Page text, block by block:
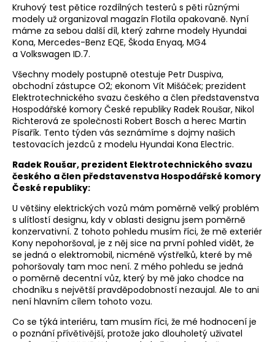
Kruhový test pětice rozdílných testerů s pěti různými
modely už organizoval magazín Flotila opakovaně. Nyní
máme za sebou další díl, který zahrne modely Hyundai
Kona, Mercedes-Benz EQE, Škoda Enyaq, MG4
a Volkswagen ID.7.
Všechny modely postupně otestuje Petr Duspiva,
obchodní zástupce O2; ekonom Vít Mišáček; prezident
Elektrotechnického svazu českého a člen představenstva
Hospodářské komory České republiky Radek Roušar, Nikol
Richterová ze společnosti Robert Bosch a herec Martin
Písařík. Tento týden vás seznámíme s dojmy našich
testovacích jezdců z modelu Hyundai Kona Electric.
Radek Roušar, prezident Elektrotechnického svazu
českého a člen představenstva Hospodářské komory
České republiky:
U většiny elektrických vozů mám poměrně velký problém
s ulítlostí designu, kdy v oblasti designu jsem poměrně
konzervativní. Z tohoto pohledu musím říci, že mě exteriér
Kony nepohoršoval, je z něj sice na první pohled vidět, že
se jedná o elektromobil, nicméně výstřelků, které by mě
pohoršovaly tam moc není. Z mého pohledu se jedná
o poměrně decentní vůz, který by mě jako chodce na
chodníku s největší pravděpodobností nezaujal. Ale to ani
není hlavním cílem tohoto vozu.
Co se týká interiéru, tam musím říci, že mé hodnocení je
o poznání přívětivější, protože jako dlouholetý uživatel